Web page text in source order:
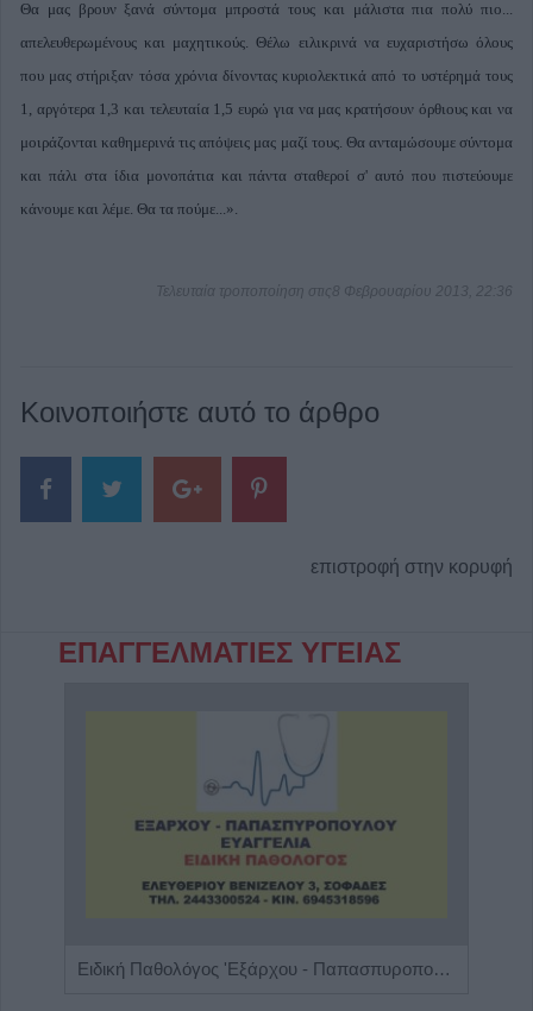
Θα μας βρουν ξανά σύντομα μπροστά τους και μάλιστα πια πολύ πιο...
απελευθερωμένους και μαχητικούς. Θέλω ειλικρινά να ευχαριστήσω όλους
που μας στήριξαν τόσα χρόνια δίνοντας κυριολεκτικά από το υστέρημά τους
1, αργότερα 1,3 και τελευταία 1,5 ευρώ για να μας κρατήσουν όρθιους και να
μοιράζονται καθημερινά τις απόψεις μας μαζί τους. Θα ανταμώσουμε σύντομα
και πάλι στα ίδια μονοπάτια και πάντα σταθεροί σ' αυτό που πιστεύουμε
κάνουμε και λέμε. Θα τα πούμε...».
Τελευταία τροποποίηση στις8 Φεβρουαρίου 2013, 22:36
Κοινοποιήστε αυτό το άρθρο
επιστροφή στην κορυφή
ΕΠΑΓΓΕΛΜΑΤΙΕΣ ΥΓΕΙΑΣ
Ειδική Παθολόγος 'Εξάρχου - Παπασπυροπούλου Ευαγγελία'